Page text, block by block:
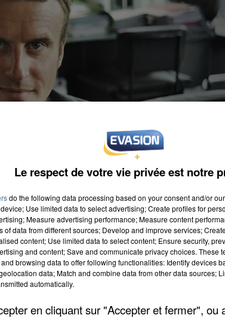
le sud de la Seine-et-Marne, cette
soir : Emmanuel Macron devrait se
du thème « patrimoine et tourisme ».
éventuelle visite.
Le respect de votre vie privée est notre
do the following data processing based on your consent and/or
Use limited data to select advertising; Create profiles for
Measure advertising performance; Measure content
of data from different sources; Develop and improve services;
content; Use limited data to select content; Ensure security,
and content; Save and communicate privacy choices. These
browsing data to offer following functionalities: Identify devices
data; Match and combine data from other data sources;
automatically.
en cliquant sur "Accepter et fermer", ou